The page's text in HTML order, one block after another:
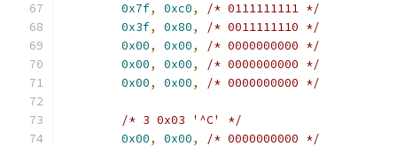
0x7f, 0xc0,
/* 0111111111 */
0x3f, 0x80,
/* 0011111110 */
0x00, 0x00,
/* 0000000000 */
0x00, 0x00,
/* 0000000000 */
0x00, 0x00, /* 0000000000 */
/* 3 0x03 '^C' */
0x00, 0x00,
/* 0000000000 */